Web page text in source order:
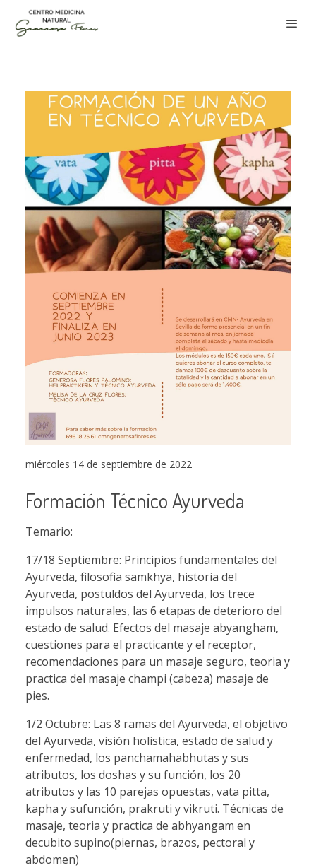
miércoles 14 de septiembre de 2022
Formación Técnico Ayurveda
Temario:
17/18 Septiembre: Principios fundamentales del
Ayurveda, filosofia samkhya, historia del
Ayurveda, postuldos del Ayurveda, los trece
impulsos naturales, las 6 etapas de deterioro del
estado de salud. Efectos del masaje abyangham,
cuestiones para el practicante y el receptor,
recomendaciones para un masaje seguro, teoria y
practica del masaje champi (cabeza) masaje de
pies.
1/2 Octubre: Las 8 ramas del Ayurveda, el objetivo
del Ayurveda, visión holistica, estado de salud y
enfermedad, los panchamahabhutas y sus
atributos, los doshas y su función, los 20
atributos y las 10 parejas opuestas, vata pitta,
kapha y sufunción, prakruti y vikruti. Técnicas de
masaje, teoria y practica de abhyangam en
decubito supino(piernas, brazos, pectoral y
abdomen)